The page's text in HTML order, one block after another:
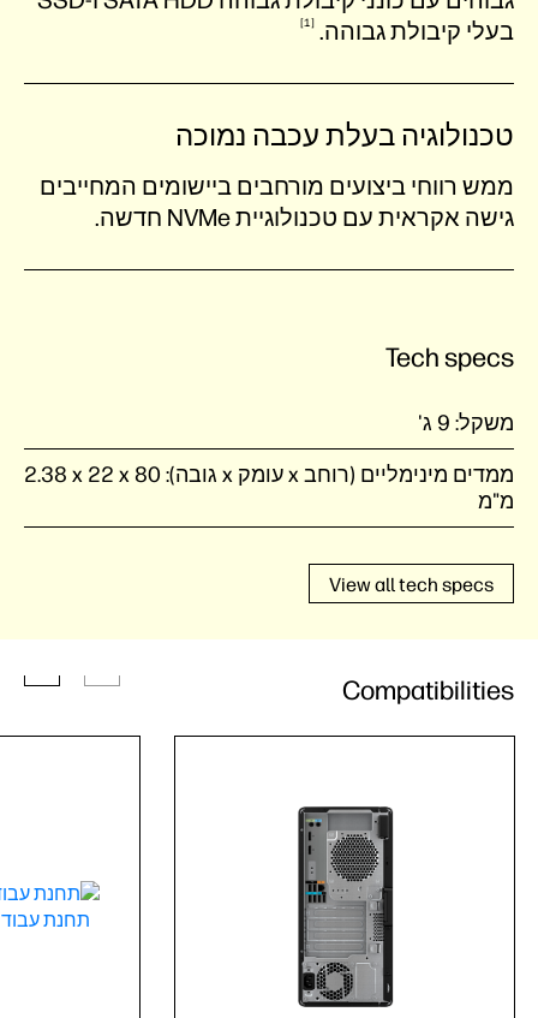
בעלי קיבולתגבוהה. 1
טכנולוגיה בעלת עכבה נמוכה
ממש רווחי ביצועים מורחבים ביישומים המחייבים
גישה אקראית עם טכנולוגיית NVMe חדשה.
Tech specs
משקל: 9 ג'
ממדים מינימליים (רוחב x עומק x גובה):
80 x‏ 22 x‏ 2.38
מ"מ
View all tech specs
Compatibilities